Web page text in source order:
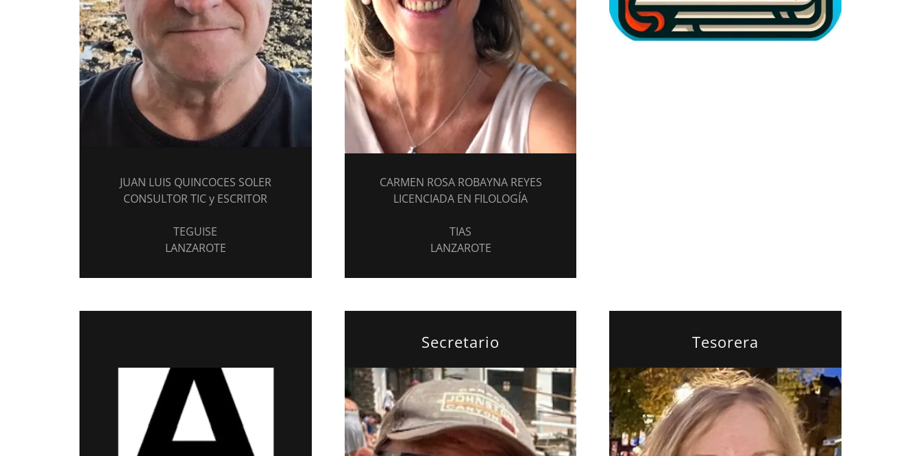
JUAN LUIS QUINCOCES SOLER
CONSULTOR TIC y ESCRITOR
TEGUISE
LANZAROTE
CARMEN ROSA ROBAYNA REYES
LICENCIADA EN FILOLOGÍA
TIAS
LANZAROTE
Secretario Tesorera